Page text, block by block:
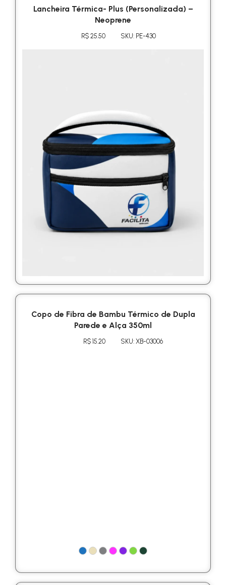
Lancheira Térmica- Plus (Personalizada) –
Neoprene
R$ 25.50 SKU: PE-430
Copo de Fibra de Bambu Térmico de Dupla
Parede e Alça 350ml
R$ 15.20 SKU: XB-03006